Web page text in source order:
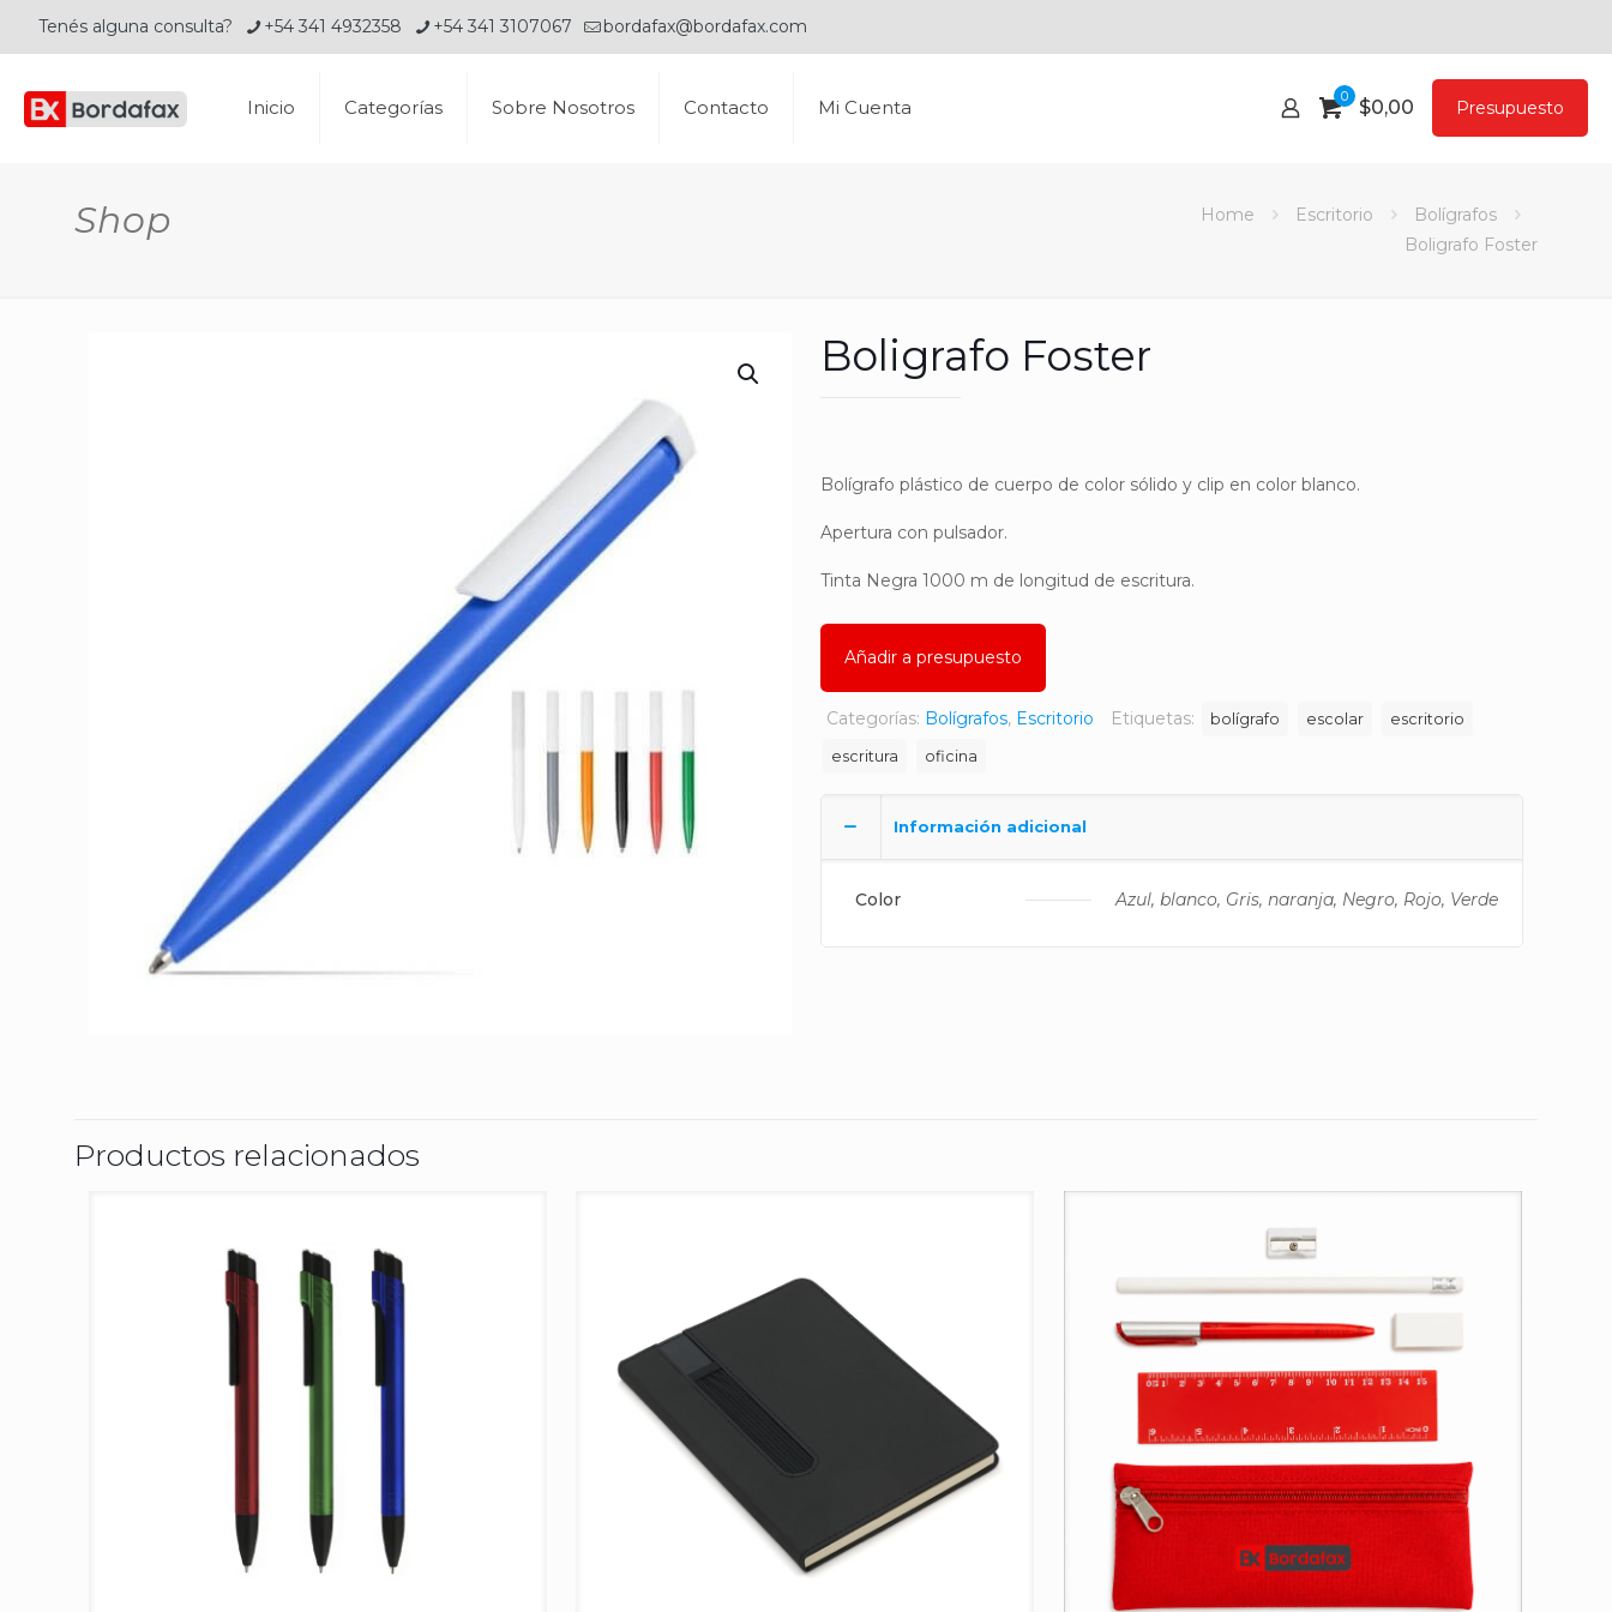
Tenés alguna consulta? +54 341 4932358 +54 341 3107067 bordafax@bordafax.com
Inicio Categorías Sobre Nosotros Contacto Mi Cuenta 0 $0,00 Presupuesto
Shop Home Escritorio
Bolígrafos
Boligrafo Foster
Boligrafo Foster
Bolígrafo plástico de cuerpo de color sólido y clip en color blanco.
Apertura con pulsador.
Tinta Negra 1000 m de longitud de escritura.
Añadir a presupuesto
Categorías: Bolígrafos, Escritorio Etiquetas: bolígrafo escolar escritorio
escritura oficina
Información adicional
Color Azul, blanco, Gris, naranja, Negro, Rojo, Verde
Productos relacionados